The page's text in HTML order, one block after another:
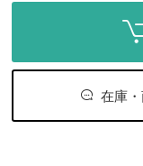
在庫